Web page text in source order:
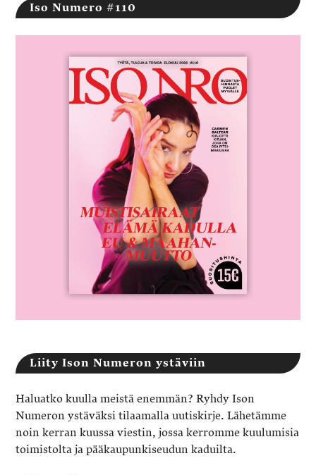
Iso Numero #110
Liity Ison Numeron ystäviin
Haluatko kuulla meistä enemmän? Ryhdy Ison
Numeron ystäväksi tilaamalla uutiskirje. Lähetämme
noin kerran kuussa viestin, jossa kerromme kuulumisia
toimistolta ja pääkaupunkiseudun kaduilta.